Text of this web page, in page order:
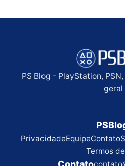
PS Blog - PlayStation,
geral
PrivacidadeEquipeContato
Termos